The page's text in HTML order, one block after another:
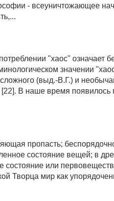
- всеуничтожающее
"хаос" означает
значении
(выд.-В.Г.) и
[22]. В наше время появилось
пропасть;
состояние вещей; в
состояние или
Творца мир как